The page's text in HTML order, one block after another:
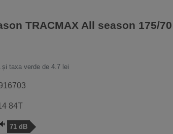
TRACMAX All season 175/
și taxa verde de 4.7 lei
84T
71 dB